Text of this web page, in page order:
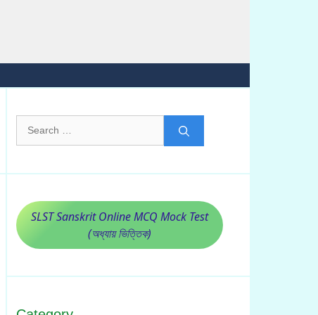
for:
SLST Sanskrit Online MCQ Mock Test
(অধ্যায় ভিত্তিক)